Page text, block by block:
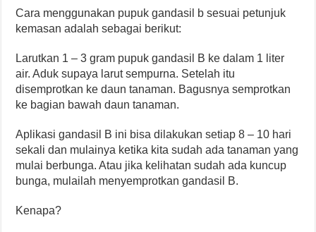
Cara menggunakan pupuk gandasil b sesuai petunjuk
kemasan adalah sebagai berikut:
Larutkan 1 – 3 gram pupuk gandasil B ke dalam 1 liter
air. Aduk supaya larut sempurna. Setelah itu
disemprotkan ke daun tanaman. Bagusnya semprotkan
ke bagian bawah daun tanaman.
Aplikasi gandasil B ini bisa dilakukan setiap 8 – 10 hari
sekali dan mulainya ketika kita sudah ada tanaman yang
mulai berbunga. Atau jika kelihatan sudah ada kuncup
bunga, mulailah menyemprotkan gandasil B.
Kenapa?